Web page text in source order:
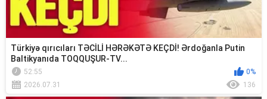
Türkiyə qırıcıları TƏCİLİ HƏRƏKƏTƏ KEÇDİ! Ərdoğanla Putin
Baltikyanıda TOQQUŞUR-TV...
52:55
0%
2026.07.31
136